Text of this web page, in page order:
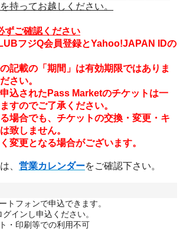
持ってお越しください。
ずご確認ください
フジQ会員登録とYahoo!JAPAN IDの
記載の「期間」は有効期限ではありま
さい。
込されたPass Marketのチケットは一
すのでご了承ください。
場合でも、チケットの交換・変更・キ
致しません。
変更となる場合がございます。
、 営業カレンダーをご確認下さい。
トフォンで申込できます。
インし申込ください。
・印刷等での利用不可